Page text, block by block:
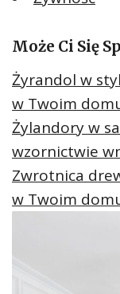
Może Ci Się
Żyrandol w
w Twoim
Żylandory w
wzornictwie
Zwrotnica
w Twoim